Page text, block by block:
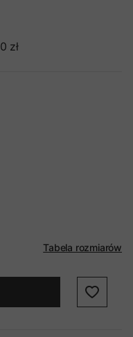
zł
Tabela rozmiarów